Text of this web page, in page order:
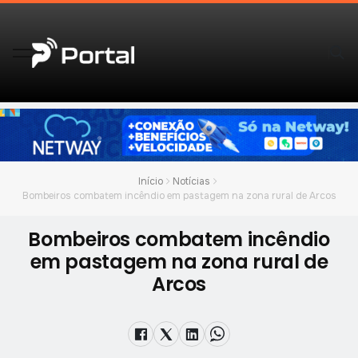
Início
Notícias
Bombeiros combatem incêndio em pastagem na zona rural de Arcos
Bombeiros combatem incêndio
em pastagem na zona rural de
Arcos